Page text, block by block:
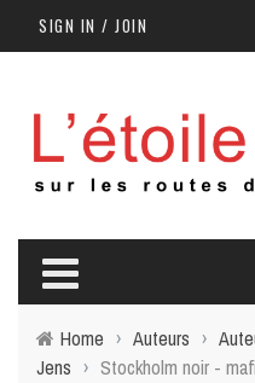
SIGN IN / JOIN
Home › Auteurs ›
Jens › Stockholm noir -